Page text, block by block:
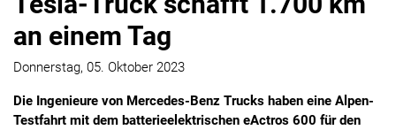
an einem Tag
Donnerstag, 05. Oktober 2023
Die Ingenieure von Mercedes-Benz Trucks haben eine Alpen-
Testfahrt mit dem batterieelektrischen eActros 600 für den